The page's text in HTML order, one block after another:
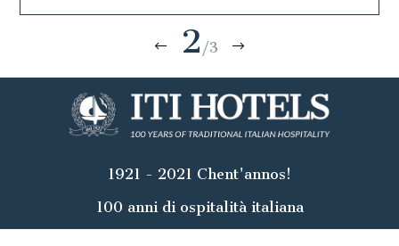
2 /3
1921 - 2021 Chent'annos!
100 anni di ospitalità italiana